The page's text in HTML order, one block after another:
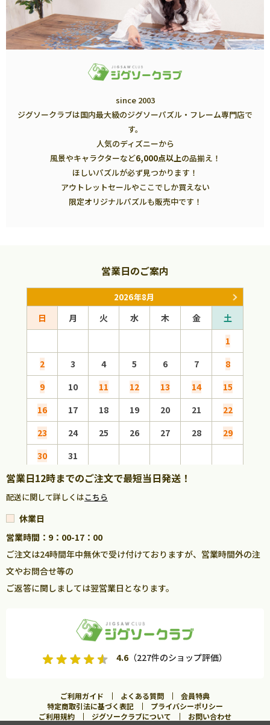
since 2003
ジグソークラブは国内最大級のジグソーパズル・フレーム専門店で
す。
人気のディズニーから
風景やキャラクターなど6,000点以上の品揃え！
ほしいパズルが必ず見つかります！
アウトレットセールやここでしか買えない
限定オリジナルパズルも販売中です！
営業日のご案内
2026年8月
日 月 火 水 木 金
土
1
2
3 4 5 6 7
8
9
10 11 12 13 14
15
16
17 18 19 20 21
22
23
24 25 26 27 28
29
30
31
営業日12時までのご注文で最短当日発送！
配送に関して詳しくはこちら
休業日
営業時間：9：00-17：00
ご注文は24時間年中無休で受け付けておりますが、営業時間外の注
文やお問合せ等の
ご返答に関しましては翌営業日となります。
4.6（227件のショップ評価）
ご利用ガイド よくある質問
会員特典
特定商取引法に基づく表記
プライバシーポリシー
ご利用規約
ジグソークラブについて お問い合わせ